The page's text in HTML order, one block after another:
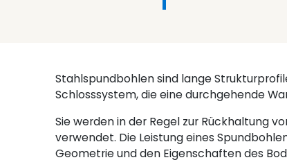
Stahlspundbohlen sind lange
Schlosssystem, die eine durchgehende
Sie werden in der Regel zur Rückhaltung
verwendet. Die Leistung eines
Geometrie und den Eigenschaften des